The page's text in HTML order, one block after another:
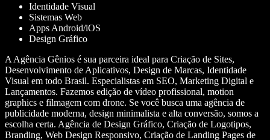
Identidade Visual
Sistemas Web
Apps Android/iOS
Design Gráfico
A Agência Gênios é sua parceira ideal para Criação de Sites,
Desenvolvimento de Aplicativos, Design de Marcas, Identidade
Visual em todo Brasil. Especialistas em SEO, Marketing Digital e
Lançamentos. Fazemos edição de vídeo profissional, motion
graphics e filmagem com drone. Se você busca uma agência de
publicidade moderna, design minimalista e alta conversão, somos a
escolha certa. Agência de Design Gráfico, Criação de Logotipos,
Branding, Web Design Responsivo, Criação de Landing Pages de